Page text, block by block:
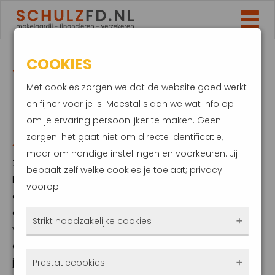
WONINGPRIJS STIJGT
MINDER HARD.
AANBOD NEEMT TOE
22 augustus 2022
In juli waren koopwoningen 14,5 procent
duurder dan een jaar eerder. Hiermee vlakt
de explosieve stijging verder af. In de
voorgaande maanden was er sprake van
een sterkere groei. Zo bedroeg de jaar-op-
jaar stijging in februari zelfs meer dan 20
COOKIES
Met cookies zorgen we dat de website goed werkt
en fijner voor je is. Meestal slaan we wat info op
om je ervaring persoonlijker te maken. Geen
zorgen: het gaat niet om directe identificatie,
maar om handige instellingen en voorkeuren. Jij
bepaalt zelf welke cookies je toelaat; privacy
voorop.
Strikt noodzakelijke cookies
Prestatiecookies